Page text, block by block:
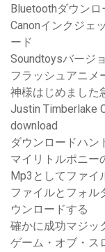
Bluetoothダウンロ
Canonインクジェ
ード
Soundtoysバージ
フラッシュアニメ
神様はじめました
Justin Timberlake
download
ダウンロードハン
マイリトルポニー
Mp3としてファイ
ファイルとフォル
ウンロードする
確かに成功マジッ
ゲーム・オブ・ス